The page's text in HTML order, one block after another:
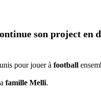
son project en
pour jouer à football
famille Melli.